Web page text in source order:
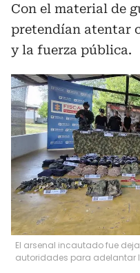
Con el material de
pretendían atentar
y la fuerza pública.
El arsenal incautado fue
autoridades para adelantar